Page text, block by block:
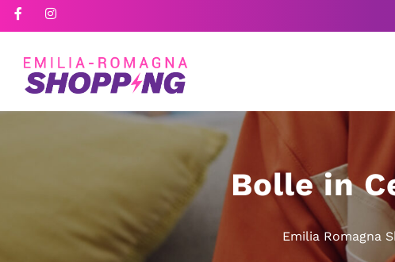
Bolle in
Emilia Romagna